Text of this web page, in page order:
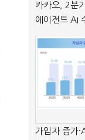
카카오, 2분
에이전트 AI
가입자 증가